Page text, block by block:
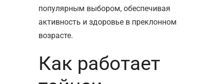
популярным выбором, обеспечивая
активность и здоровье в преклонном
возрасте.
Как работает